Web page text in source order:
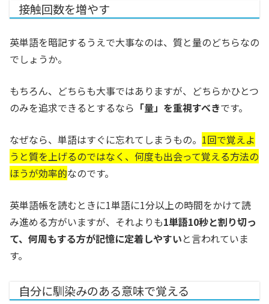
接触回数を増やす
英単語を暗記するうえで大事なのは、質と量のどちらなの
でしょうか。
もちろん、どちらも大事ではありますが、どちらかひとつ
のみを追求できるとするなら 「量」を重視すべきです。
なぜなら、単語はすぐに忘れてしまうもの。 1回で覚えよ
うと質を上げるのではなく、何度も出会って覚える方法の
ほうが効率的なのです。
英単語帳を読むときに1単語に1分以上の時間をかけて読
み進める方がいますが、それよりも1単語10秒と割り切っ
て、何周もする方が記憶に定着しやすいと言われていま
す。
自分に馴染みのある意味で覚える